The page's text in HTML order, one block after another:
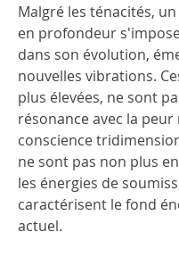
Malgré les ténacités,
en profondeur
dans son évolution,
nouvelles vibrations.
plus élevées, ne sont
résonance avec la peur
conscience
ne sont pas non plus
les énergies de
caractérisent le fond
actuel.